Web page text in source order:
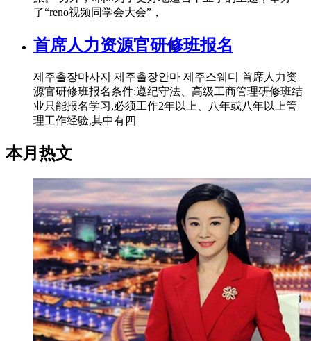
了“reno视频同学会大会”，
首席人力资源官研修班报名
제주출장마사지 제주출장안마 제주스웨디 首席人力资
源官研修班报名条件:遵纪守法、高级工商管理研修班结
业只能报名学习,必须工作2年以上、八年或八年以上管
理工作经验,其中有四
本月热文